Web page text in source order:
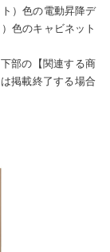
）色の電動昇降デ
色のキャビネット
部の【関連する商
掲載終了する場合